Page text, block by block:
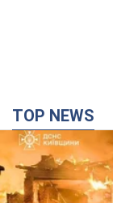
Росія
троє людей,